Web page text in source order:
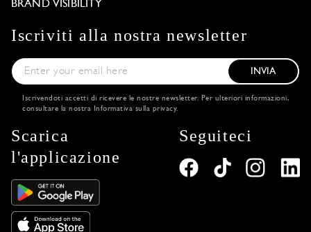
BRAND VISIBILITY
Iscriviti alla nostra newsletter
INVIA
Iscrivendoti accetti di ricevere le nostre newsletter. Per ulteriori informazioni,
consultare la nostra Informativa sulla privacy.
Scarica
l'applicazione
Seguiteci